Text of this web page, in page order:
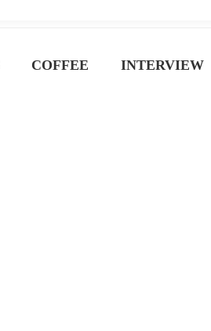
COFFEE INTERVIEW